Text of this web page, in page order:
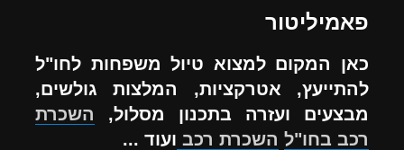
פאמיליטור
כאן המקום למצוא טיול משפחות לחו"ל
להתייעץ, אטרקציות, המלצות גולשים,
מבצעים ועזרה בתכנון מסלול, השכרת
רכב בחו"ל השכרת רכב ועוד ...